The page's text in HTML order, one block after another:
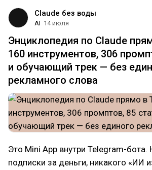
Claude без воды
AI 14 июля
Энциклопедия по Claude
160 инструментов, 306
и обучающий трек — без
рекламного слова
Это Mini App внутри Telegram-бота.
подписки за деньги, никакого «ИИ